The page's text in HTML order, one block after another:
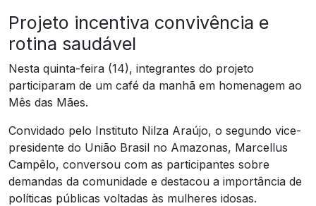
Projeto incentiva convivência e
rotina saudável
Nesta quinta-feira (14), integrantes do projeto
participaram de um café da manhã em homenagem ao
Mês das Mães.
Convidado pelo Instituto Nilza Araújo, o segundo vice-
presidente do União Brasil no Amazonas, Marcellus
Campêlo, conversou com as participantes sobre
demandas da comunidade e destacou a importância de
políticas públicas voltadas às mulheres idosas.